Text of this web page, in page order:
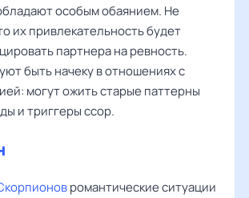
особым обаянием. Не
их привлекательность будет
партнера на ревность.
быть начеку в отношениях с
могут ожить старые паттерны
и триггеры ссор.
романтические ситуации